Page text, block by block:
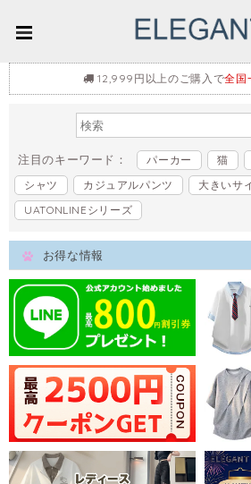
12,999円以上のご購入で全国
注目のキーワード： パーカー 猫
シャツ
カジュアルパンツ 大きいサ
UATONLINEシリーズ
お得な情報